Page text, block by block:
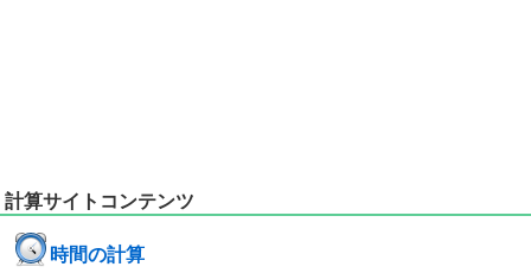
計算サイトコンテンツ
時間の計算